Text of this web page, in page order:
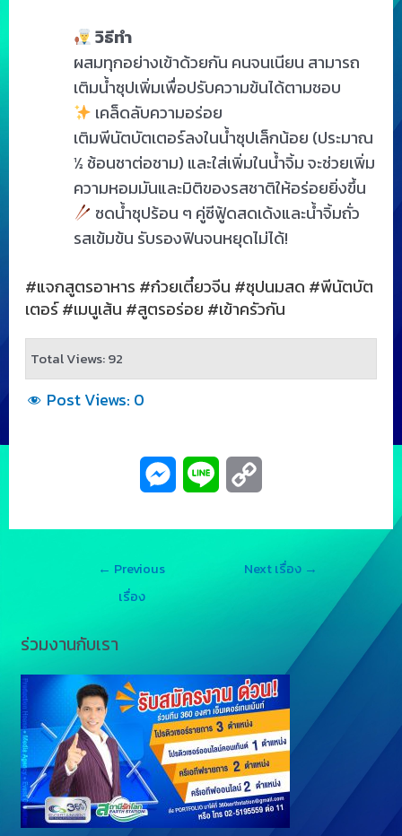
วิธีทำ
ผสมทุกอย่างเข้าด้วยกัน คนจนเนียน สามารถ
เติมน้ำซุปเพิ่มเพื่อปรับความข้นได้ตามชอบ
เคล็ดลับความอร่อย
เติมพีนัตบัตเตอร์ลงในน้ำซุปเล็กน้อย (ประมาณ
½ ช้อนชาต่อชาม) และใส่เพิ่มในน้ำจิ้ม จะช่วยเพิ่ม
ความหอมมันและมิติของรสชาติให้อร่อยยิ่งขึ้น
ซดน้ำซุปร้อน ๆ คู่ซีฟู้ดสดเด้งและน้ำจิ้มถั่ว
รสเข้มข้น รับรองฟินจนหยุดไม่ได้!
#แจกสูตรอาหาร #ก๋วยเตี๋ยวจีน #ซุปนมสด #พีนัตบัต
เตอร์ #เมนูเส้น #สูตรอร่อย #เข้าครัวกัน
Total Views: 92
Post Views: 0
g
e
r
n
k
← Previous
เรื่อง
Next เรื่อง →
ร่วมงานกับเรา